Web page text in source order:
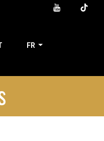
FR